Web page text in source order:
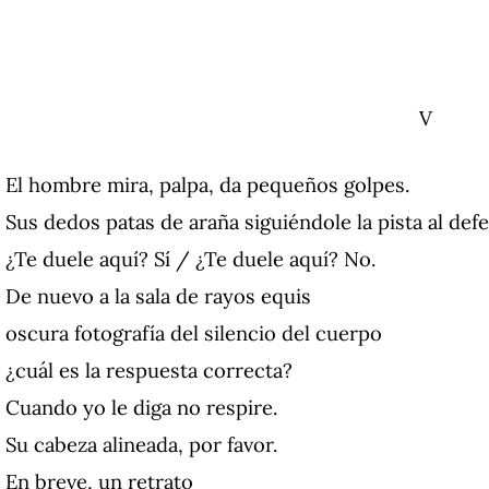
V
El hombre mira, palpa, da pequeños golpes.
Sus dedos patas de araña siguiéndole la pista al
¿Te duele aquí? Sí / ¿Te duele aquí? No.
De nuevo a la sala de rayos equis
oscura fotografía del silencio del cuerpo
¿cuál es la respuesta correcta?
Cuando yo le diga no respire.
Su cabeza alineada, por favor.
En breve, un retrato